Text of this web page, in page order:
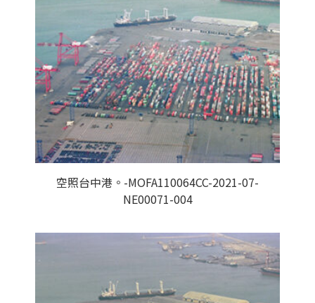
空照台中港。-MOFA110064CC-2021-07-
NE00071-004